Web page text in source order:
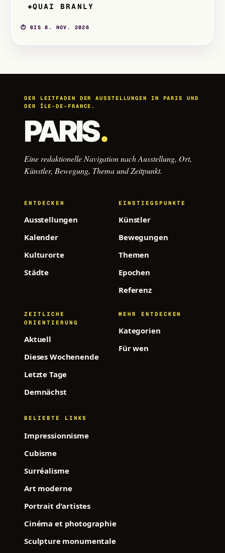
⌖QUAI BRANLY
⏱ BIS 8. NOV. 2026
DER LEITFADEN DER AUSSTELLUNGEN IN PARIS UND
DER ÎLE-DE-FRANCE.
PARIS.
Eine redaktionelle Navigation nach Ausstellung, Ort,
Künstler, Bewegung, Thema und Zeitpunkt.
ENTDECKEN
Ausstellungen
Kalender
Kulturorte
Städte
EINSTIEGSPUNKTE
Künstler
Bewegungen
Themen
Epochen
Referenz
ZEITLICHE
ORIENTIERUNG
Aktuell
Dieses Wochenende
Letzte Tage
Demnächst
MEHR ENTDECKEN
Kategorien
Für wen
BELIEBTE LINKS
Impressionnisme
Cubisme
Surréalisme
Art moderne
Portrait d'artistes
Cinéma et photographie
Sculpture monumentale